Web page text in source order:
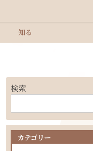
知る
検索
カテゴリー